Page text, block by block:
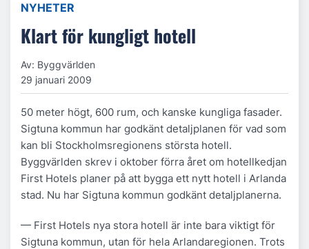
NYHETER
Klart för kungligt hotell
Av: Byggvärlden
29 januari 2009
50 meter högt, 600 rum, och kanske kungliga fasader.
Sigtuna kommun har godkänt detaljplanen för vad som
kan bli Stockholmsregionens största hotell.
Byggvärlden skrev i oktober förra året om hotellkedjan
First Hotels planer på att bygga ett nytt hotell i Arlanda
stad. Nu har Sigtuna kommun godkänt detaljplanerna.
— First Hotels nya stora hotell är inte bara viktigt för
Sigtuna kommun, utan för hela Arlandaregionen. Trots